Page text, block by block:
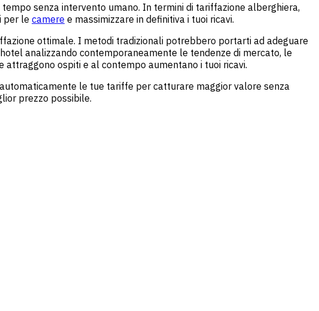
senza intervento umano. In termini di tariffazione alberghiera,
per le camere e massimizzare in definitiva i tuoi ricavi.
ottimale. I metodi tradizionali potrebbero portarti ad adeguare
analizzando contemporaneamente le tendenze di mercato, le
ospiti e al contempo aumentano i tuoi ricavi.
le tue tariffe per catturare maggior valore senza
prezzo possibile.